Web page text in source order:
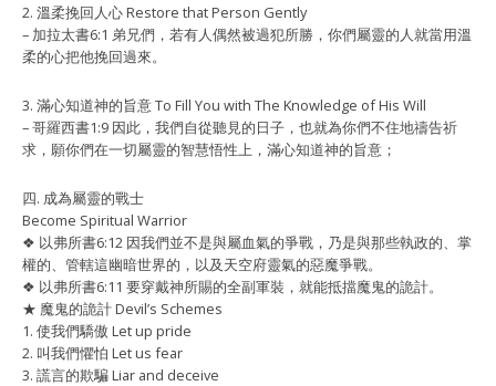
2. 溫柔挽回⼈⼼ Restore that Person Gently
– 加拉太書6:1 弟兄們，若有⼈偶然被過犯所勝，你們屬靈的⼈就當⽤溫
柔的⼼把他挽回過來。
3. 滿⼼知道神的旨意 To Fill You with The Knowledge of His Will
– 哥羅⻄書1:9 因此，我們⾃從聽⾒的⽇⼦，也就為你們不住地禱告祈
求，願你們在⼀切屬靈的智慧悟性上，滿⼼知道神的旨意；
四. 成為屬靈的戰⼠
Become Spiritual Warrior
❖ 以弗所書6:12 因我們並不是與屬⾎氣的爭戰，乃是與那些執政的、掌
權的、管轄這幽暗世界的，以及天空府靈氣的惡魔爭戰。
❖ 以弗所書6:11 要穿戴神所賜的全副軍裝，就能抵擋魔⿁的詭計。
★ 魔⿁的詭計 Devil’s Schemes
1. 使我們驕傲 Let up pride
2. 叫我們懼怕 Let us fear
3. 謊⾔的欺騙 Liar and deceive